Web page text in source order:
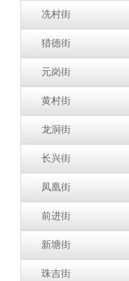
冼村街
猎德街
元岗街
黄村街
龙洞街
长兴街
凤凰街
前进街
新塘街
珠吉街